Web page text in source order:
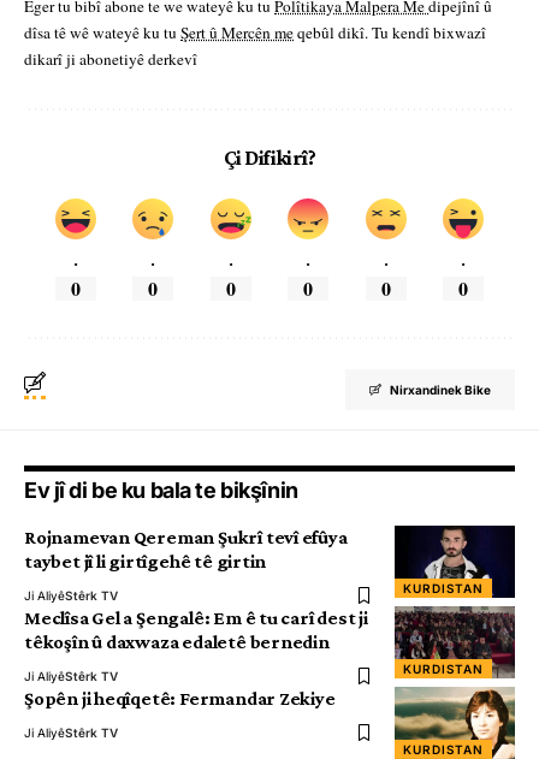
Eger tu bibî abone te we wateyê ku tu Polîtikaya Malpera Medipejînî û
dîsa tê wê wateyê ku tu Şert û Mercên meqebûl dikî. Tu kendî bixwazî
dikarî ji abonetiyê derkevî
Çi Difikirî?
.
0
.
0
.
0
.
0
.
0
.
0
Nirxandinek Bike
Ev jî di be ku bala te bikşînin
KURDISTAN
Rojnamevan Qereman Şukrî tevî efûya
taybet jî li girtîgehê tê girtin
Ji AliyêStêrk TV
KURDISTAN
Meclîsa Gel a Şengalê: Em ê tu carî dest ji
têkoşîn û daxwaza edaletê bernedin
Ji AliyêStêrk TV
KURDISTAN
Şopên ji heqîqetê: Fermandar Zekiye
Ji AliyêStêrk TV